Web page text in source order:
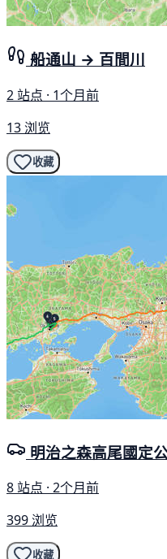
船通山 → 百間川
2 站点 · 1个月前
13 浏览
收藏
明治之森高尾國定
8 站点 · 2个月前
399 浏览
收藏